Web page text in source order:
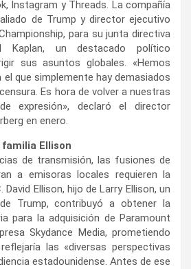
Instagram y Threads. La compañía
de Trump y director ejecutivo
para su junta directiva
un destacado político
sus asuntos globales. «Hemos
el que simplemente hay demasiados
Es hora de volver a nuestras
expresión», declaró el director
en enero.
familia Ellison
de transmisión, las fusiones de
a emisoras locales requieren la
David Ellison, hijo de Larry Ellison, un
Trump, contribuyó a obtener la
para la adquisición de Paramount
Skydance Media, prometiendo
las «diversas perspectivas
estadounidense. Antes de ese